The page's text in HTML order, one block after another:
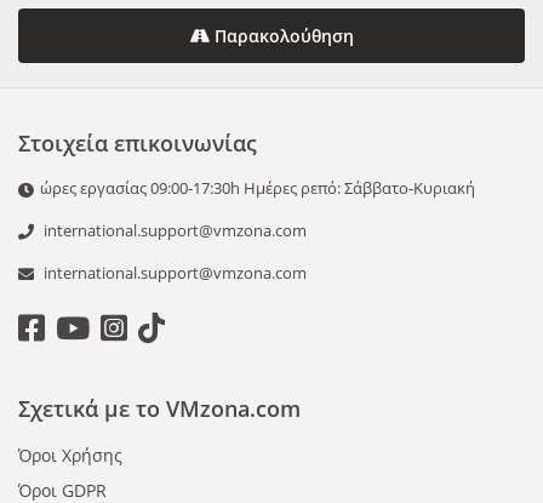
Παρακολούθηση
Στοιχεία επικοινωνίας
ώρες εργασίας 09:00-17:30h Ημέρες ρεπό: Σάββατο-Κυριακή
international.support@vmzona.com
international.support@vmzona.com
Σχετικά με το VMzona.com
Όροι Χρήσης
Όροι GDPR